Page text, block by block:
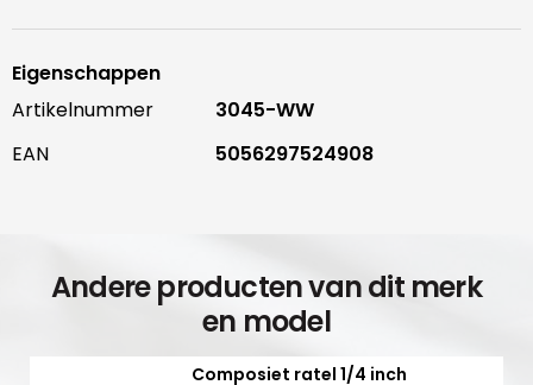
Eigenschappen
Artikelnummer
3045-WW
EAN
5056297524908
Andere producten van dit merk
en model
Composiet ratel 1/4 inch